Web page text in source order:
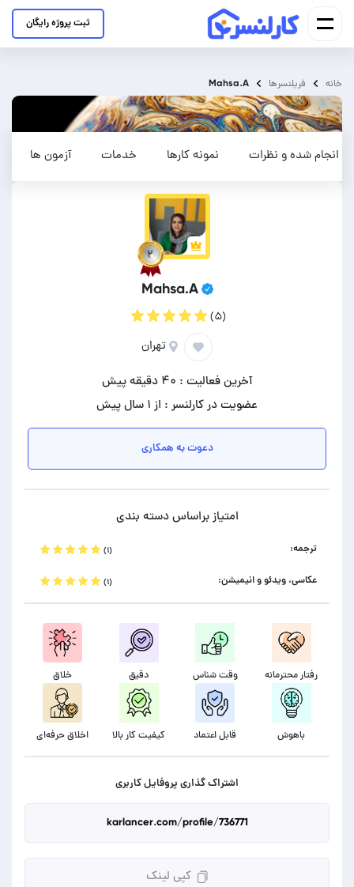
ثبت پروژه رایگان
خانه فریلنسرها Mahsa.A
آزمون ها خدمات نمونه کارها انجام شده و نظرات
۲
Mahsa.A
(۵)
تهران
آخرین فعالیت : ۴۰ دقیقه پیش
عضویت در کارلنسر : از ۱ سال پیش
دعوت به همکاری
امتیاز براساس دسته بندی
ترجمه: (۱)
عکاسی، ویدئو و انیمیشن: (۱)
رفتار محترمانه وقت شناس دقیق خلاق
باهوش قابل اعتماد کیفیت کار بالا اخلاق حرفه‌ای
اشتراک گذاری پروفایل کاربری
کپی لینک